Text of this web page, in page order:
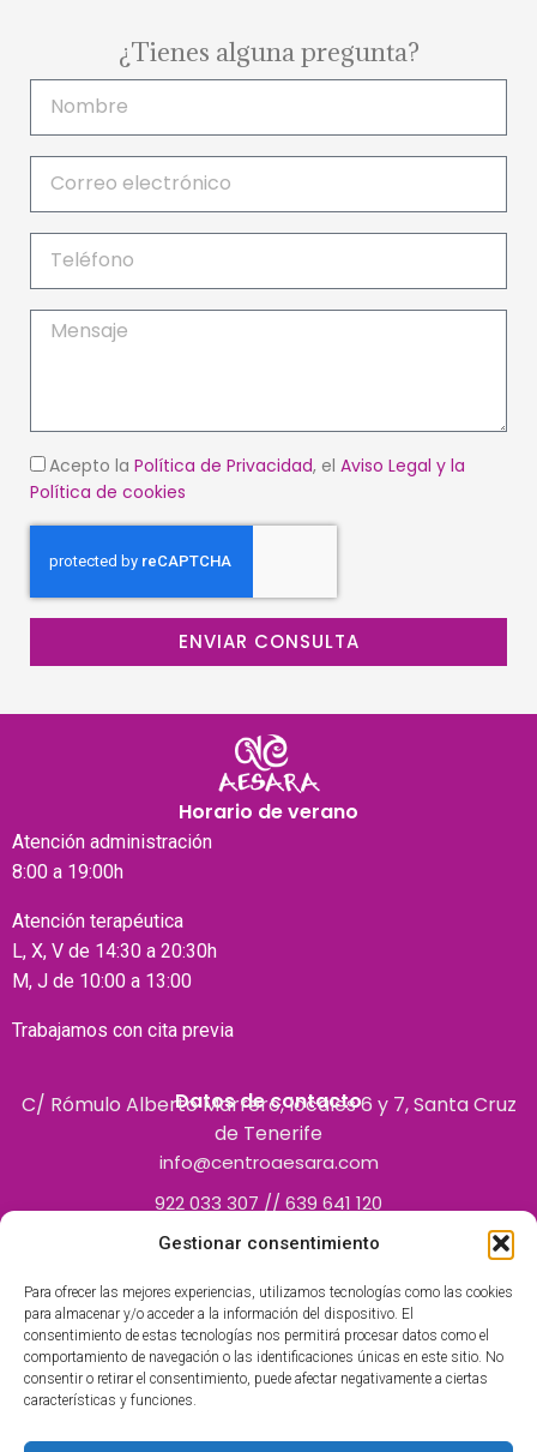
Gestionar consentimiento
Para ofrecer las mejores experiencias, utilizamos tecnologías como las cookies
para almacenar y/o acceder a la información del dispositivo. El
consentimiento de estas tecnologías nos permitirá procesar datos como el
comportamiento de navegación o las identificaciones únicas en este sitio. No
consentir o retirar el consentimiento, puede afectar negativamente a ciertas
características y funciones.
¿Tienes alguna pregunta?
Acepto la Política de Privacidad, el Aviso Legal y la
Política de cookies
ENVIAR CONSULTA
Horario de verano
Atención administración
8:00 a 19:00h
Atención terapéutica
L, X, V de 14:30 a 20:30h
M, J de 10:00 a 13:00
Trabajamos con cita previa
Datos de contacto
C/ Rómulo Alberto Marrero, locales 6 y 7, Santa Cruz
de Tenerife
info@centroaesara.com
922 033 307 // 639 641 120
Autorizados por el Servicio Canario de la Salud como centro